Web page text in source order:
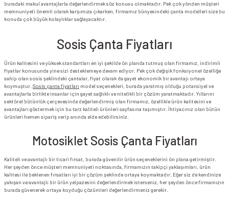
buradaki makul avantajlarla değerlendirmek söz konusu olmaktadır. Pek çok yönden müşteri
memnuniyeti önemli olarak karşımıza çıkarken, firmamız bünyesindeki çanta modelleri size bu
konuda çok büyük kolaylıklar sağlayacaktır.
Sosis Çanta Fiyatları
Ürün kalitesini ve yüksek standartları en iyi şekilde ön planda tutmuş olan firmamız, indirimli
fiyatlar konusunda yine sizi desteklemeye devam ediyor. Pek çok değişik fonksiyonel özelliğe
sahip olan sosis şeklindeki çantalar, fiyat olarak da gayet ekonomik bir avantajı ortaya
koymuştur. Sosis çanta fiyatları model seçenekleri, burada yaratmış olduğu potansiyel ve
avantajlarla birlikte insanlar için gayet sağlıklı ve nitelikli bir çözüm yaratmaktadır. Yıllarını
sektörel bütünlük çerçevesinde değerlendirmiş olan firmamız, özellikle ürün kalitesini ve
avantajları göstermek için bu tarz kaliteli ürünleri sayfasına taşımıştır. İhtiyacınız olan bütün
ürünleri hemen sipariş verip anında elde edebilirsiniz.
Motosiklet Sosis Çanta Fiyatları
Kaliteli ve avantajlı bir ticari fırsat, burada güvenilir ürün seçeneklerini ön plana getirmiştir.
Her şeyden önce müşteri memnuniyeti noktasında, firmamızın takipçi yaklaşımları, ürün
kalitesi ile beklenen fırsatları iyi bir çözüm şeklinde ortaya koymaktadır. Eğer siz de kendinize
yakışan ve avantajlı bir ürün yelpazesini değerlendirmek isterseniz, her şeyden önce firmamızın
burada güvenerek ortaya koyduğu çözümleri değerlendirmeniz gerekir.